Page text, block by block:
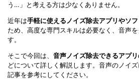
う…」と考える方は少なくありません。
近年は手軽に使えるノイズ除去アプリやソフ
ため、高度な専門スキルは必要なく、音声
す。
そこで今回は、 音声ノイズ除去できるアプ
どについて詳しく解説します。音声のノイ
記事を参考にしてください。